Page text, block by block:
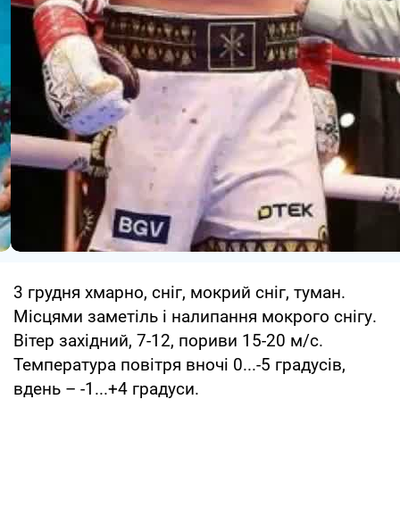
3 грудня хмарно, сніг, мокрий сніг, туман.
Місцями заметіль і налипання мокрого снігу.
Вітер західний, 7-12, пориви 15-20 м/с.
Температура повітря вночі 0...-5 градусів,
вдень – -1...+4 градуси.